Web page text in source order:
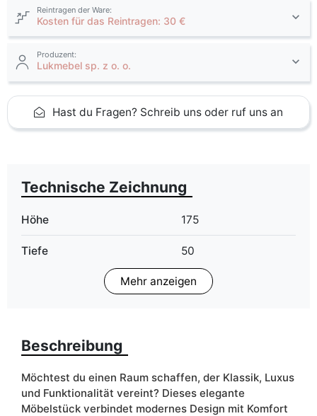
Reintragen der Ware:
Kosten für das Reintragen: 30 €
Produzent:
Lukmebel sp. z o. o.
Hast du Fragen? Schreib uns oder ruf uns an
Technische Zeichnung
Höhe 175
Tiefe 50
Matt
Schubladen ja
Mehr anzeigen
Beschreibung
Möchtest du einen Raum schaffen, der Klassik, Luxus
und Funktionalität vereint? Dieses elegante
Möbelstück verbindet modernes Design mit Komfort